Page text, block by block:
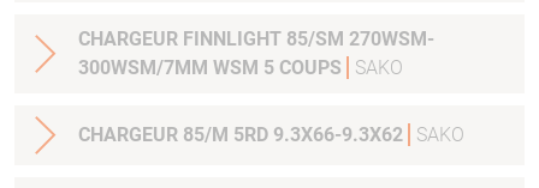
CHARGEUR FINNLIGHT 85/SM 270WSM-
300WSM/7MM WSM 5 COUPS
SAKO
CHARGEUR 85/M 5RD 9.3X66-9.3X62 SAKO